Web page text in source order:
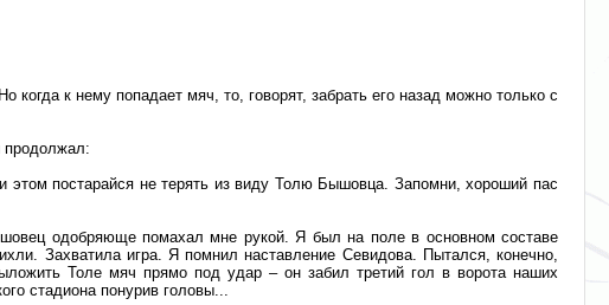
к нему попадает мяч, то, говорят, забрать его назад можно только с
продолжал:
постарайся не терять из виду Толю Бышовца. Запомни, хороший пас
одобряюще помахал мне рукой. Я был на поле в основном составе
Захватила игра. Я помнил наставление Севидова. Пытался, конечно,
Толе мяч прямо под удар – он забил третий гол в ворота наших
стадиона понурив головы...